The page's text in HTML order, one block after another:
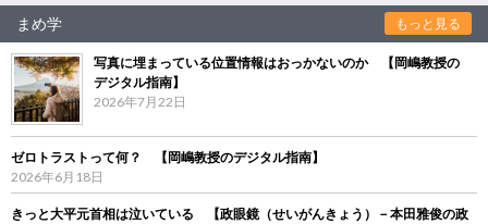
まめ学 もっと見る
写真に埋まっている位置情報はおっかないのか 【岡嶋教授の
デジタル指南】
2026年7月22日
ゼロトラストって何？ 【岡嶋教授のデジタル指南】
2026年6月18日
きっと大平元首相は泣いている 【政眼鏡（せいがんきょう）－本田雅俊の政